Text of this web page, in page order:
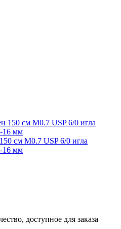
см М0.7 USP 6/0 игла
16 мм
доступное для заказа